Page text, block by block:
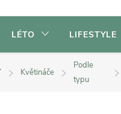
LÉTO LIFESTYLE
Květináče
Podle
typu